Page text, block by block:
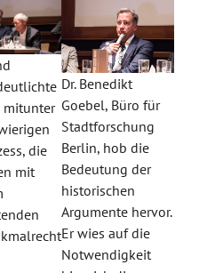
mitunter
die
mit
Dr. Benedikt
Goebel, Büro für
Stadtforschung
Berlin, hob die
Bedeutung der
historischen
Argumente hervor.
Er wies auf die
Notwendigkeit